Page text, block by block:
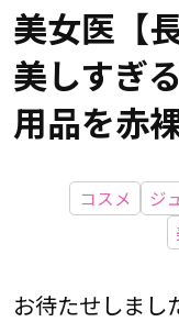
美女医【
美しすぎ
用品を赤
コスメ ジ
お待たせしまし